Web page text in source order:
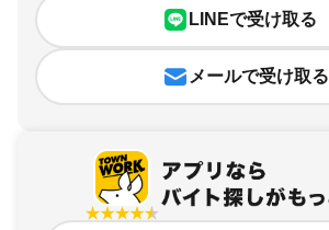
LINEで受け取る
メールで受け取る